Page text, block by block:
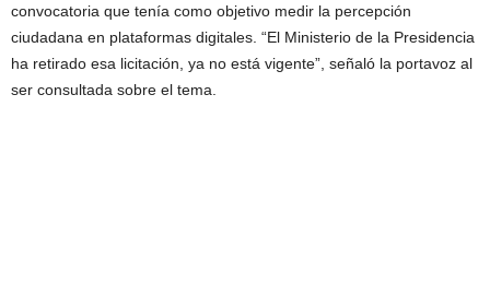
convocatoria que tenía como objetivo medir la percepción
ciudadana en plataformas digitales. “El Ministerio de la Presidencia
ha retirado esa licitación, ya no está vigente”, señaló la portavoz al
ser consultada sobre el tema.